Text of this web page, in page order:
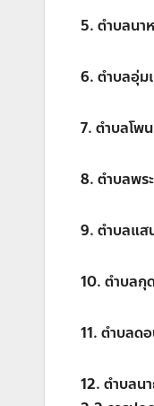
5. ตำบ
6. ตำบ
7. ตำบ
8. ตำบล
9. ตำบ
10. ตำ
11. ตำบ
12. ตำบ